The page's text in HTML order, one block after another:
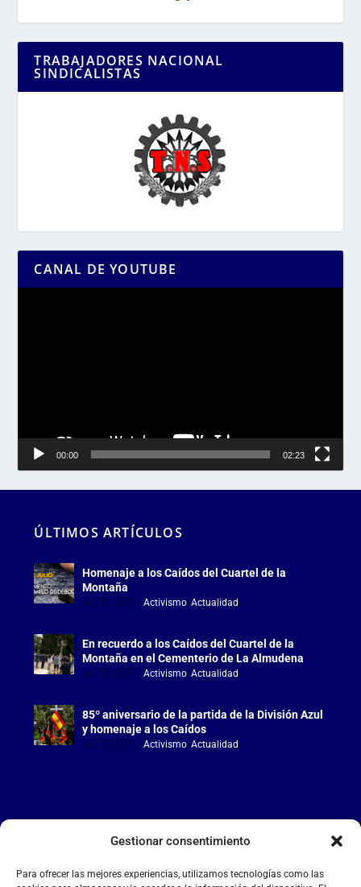
Gestionar consentimiento
Para ofrecer las mejores experiencias, utilizamos tecnologías como las
TRABAJADORES NACIONAL
SINDICALISTAS
CANAL DE YOUTUBE
00:00 02:23
ÚLTIMOS ARTÍCULOS
Homenaje a los Caídos del Cuartel de la
Montaña
Jul 18, 2026 |Activismo,Actualidad
En recuerdo a los Caídos del Cuartel de la
Montaña en el Cementerio de La Almudena
Jul 18, 2026 |Activismo,Actualidad
85º aniversario de la partida de la División Azul
y homenaje a los Caídos
Jul 15, 2026 |Activismo,Actualidad
LA FALANGE
Reproductor